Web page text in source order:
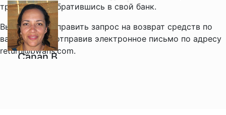
транзакций, обратившись в свой банк.
Вы можете отправить запрос на возврат средств по
вашей карте, отправив электронное письмо по адресу
return@bwans.com.
Canan B.